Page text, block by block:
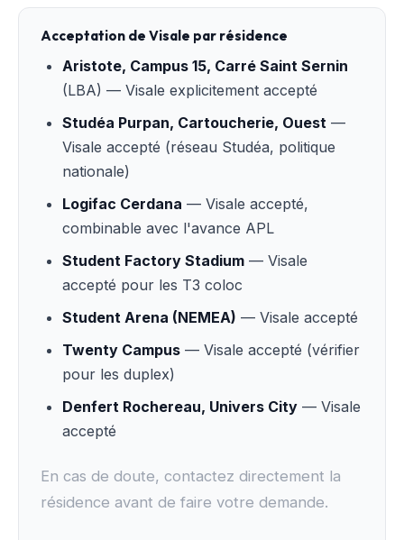
Acceptation de Visale par résidence
Aristote, Campus 15, Carré Saint Sernin
(LBA) — Visale explicitement accepté
Studéa Purpan, Cartoucherie, Ouest —
Visale accepté (réseau Studéa, politique
nationale)
Logifac Cerdana — Visale accepté,
combinable avec l'avance APL
Student Factory Stadium — Visale
accepté pour les T3 coloc
Student Arena (NEMEA) — Visale accepté
Twenty Campus — Visale accepté (vérifier
pour les duplex)
Denfert Rochereau, Univers City — Visale
accepté
En cas de doute, contactez directement la
résidence avant de faire votre demande.